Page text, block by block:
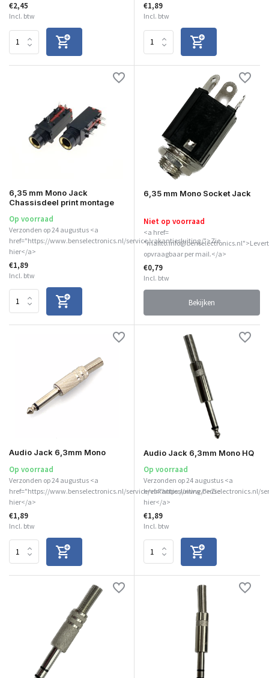
€2,45
Incl. btw
€1,89
Incl. btw
6,35 mm Mono Jack
Chassisdeel print montage
Op voorraad
Verzonden op 24 augustus <a
href="https://www.benselectronics.nl/service/vakantiesluiting/">Zie
hier</a>
€1,89
Incl. btw
6,35 mm Mono Socket Jack
Niet op voorraad
<a href=
opvraagbaar per mail.</a>
€0,79
Incl. btw
Bekijken
Audio Jack 6,3mm Mono
Op voorraad
Verzonden op 24 augustus <a
href="https://www.benselectronics.nl/service/vakantiesluiting/">Zie
hier</a>
€1,89
Incl. btw
Audio Jack 6,3mm Mono HQ
Op voorraad
Verzonden op 24 augustus <a
href="https://www.benselectronics.nl/
hier</a>
€1,89
Incl. btw